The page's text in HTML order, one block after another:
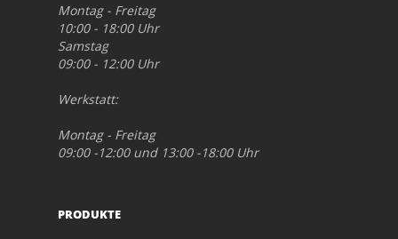
Montag - Freitag
10:00 - 18:00 Uhr
Samstag
09:00 - 12:00 Uhr
Werkstatt:
Montag - Freitag
09:00 -12:00 und 13:00 -18:00 Uhr
PRODUKTE